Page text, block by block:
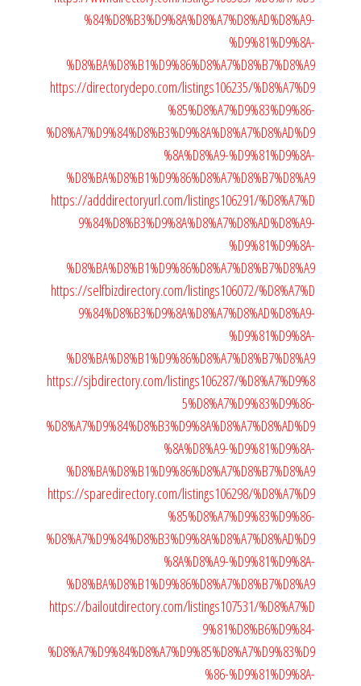
%84%D8%B3%D9%8A%D8%A7%D8%AD%D8%A9-
%D9%81%D9%8A-
%D8%BA%D8%B1%D9%86%D8%A7%D8%B7%D8%A9
https://directorydepo.com/listings106235/%D8%A7%D9
%85%D8%A7%D9%83%D9%86-
%D8%A7%D9%84%D8%B3%D9%8A%D8%A7%D8%AD%D9
%8A%D8%A9-%D9%81%D9%8A-
%D8%BA%D8%B1%D9%86%D8%A7%D8%B7%D8%A9
https://adddirectoryurl.com/listings106291/%D8%A7%D
9%84%D8%B3%D9%8A%D8%A7%D8%AD%D8%A9-
%D9%81%D9%8A-
%D8%BA%D8%B1%D9%86%D8%A7%D8%B7%D8%A9
https://selfbizdirectory.com/listings106072/%D8%A7%D
9%84%D8%B3%D9%8A%D8%A7%D8%AD%D8%A9-
%D9%81%D9%8A-
%D8%BA%D8%B1%D9%86%D8%A7%D8%B7%D8%A9
https://sjbdirectory.com/listings106287/%D8%A7%D9%8
5%D8%A7%D9%83%D9%86-
%D8%A7%D9%84%D8%B3%D9%8A%D8%A7%D8%AD%D9
%8A%D8%A9-%D9%81%D9%8A-
%D8%BA%D8%B1%D9%86%D8%A7%D8%B7%D8%A9
https://sparedirectory.com/listings106298/%D8%A7%D9
%85%D8%A7%D9%83%D9%86-
%D8%A7%D9%84%D8%B3%D9%8A%D8%A7%D8%AD%D9
%8A%D8%A9-%D9%81%D9%8A-
%D8%BA%D8%B1%D9%86%D8%A7%D8%B7%D8%A9
https://bailoutdirectory.com/listings107531/%D8%A7%D
9%81%D8%B6%D9%84-
%D8%A7%D9%84%D8%A7%D9%85%D8%A7%D9%83%D9
%86-%D9%81%D9%8A-